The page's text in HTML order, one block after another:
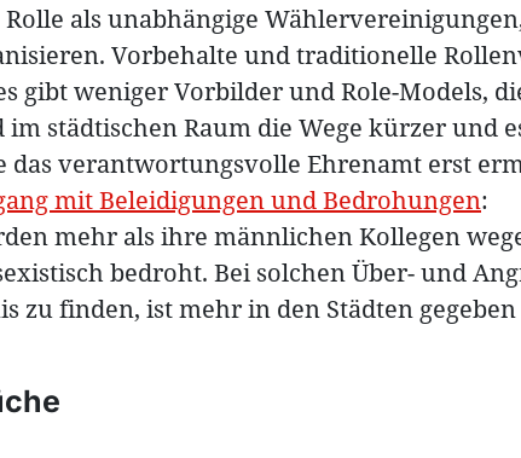
als unabhängige
Vorbehalte und traditionelle
gibt weniger Vorbilder und Role-Models,
städtischen Raum die Wege kürzer und
verantwortungsvolle Ehrenamt erst
mit Beleidigungen und Bedrohungen:
mehr als ihre männlichen Kollegen
bedroht. Bei solchen Über- und
zu finden, ist mehr in den Städten